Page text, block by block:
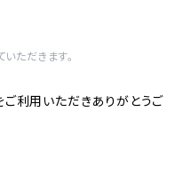
ただきます。
利用いただきありがとうご